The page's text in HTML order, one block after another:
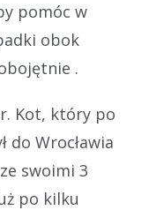
pomóc w
obok
.
Kot, który po
do Wrocławia
swoimi 3
po kilku